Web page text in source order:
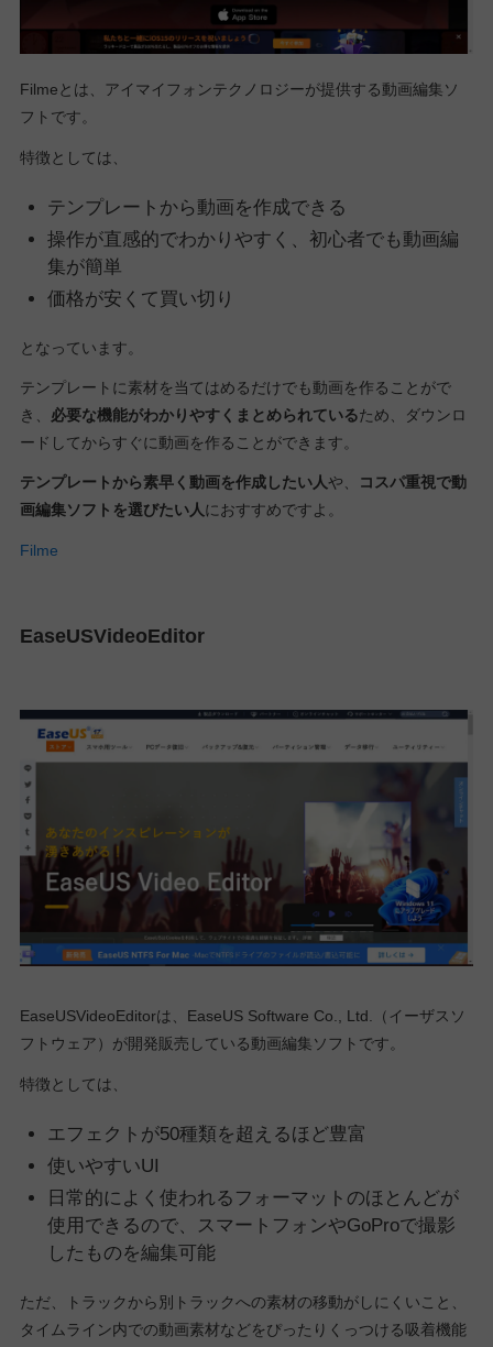
Filmeとは、アイマイフォンテクノロジーが提供する動画編集ソ
フトです。
特徴としては、
テンプレートから動画を作成できる
操作が直感的でわかりやすく、初心者でも動画編
集が簡単
価格が安くて買い切り
となっています。
テンプレートに素材を当てはめるだけでも動画を作ることがで
き、 必要な機能がわかりやすくまとめられているため、ダウンロ
ードしてからすぐに動画を作ることができます。
テンプレートから素早く動画を作成したい人や、
コスパ重視で動
画編集ソフトを選びたい人におすすめですよ。
Filme
EaseUSVideoEditor
EaseUSVideoEditorは、EaseUS Software Co., Ltd.（イーザスソ
フトウェア）が開発販売している動画編集ソフトです。
特徴としては、
エフェクトが50種類を超えるほど豊富
使いやすいUI
日常的によく使われるフォーマットのほとんどが
使用できるので、スマートフォンやGoProで撮影
したものを編集可能
ただ、トラックから別トラックへの素材の移動がしにくいこと、
タイムライン内での動画素材などをぴったりくっつける吸着機能